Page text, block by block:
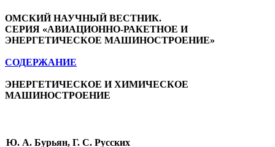
ОМСКИЙ НАУЧНЫЙ ВЕСТНИК.
СЕРИЯ «АВИАЦИОННО-РАКЕТНОЕ И
ЭНЕРГЕТИЧЕСКОЕ МАШИНОСТРОЕНИЕ»
СОДЕРЖАНИЕ
ЭНЕРГЕТИЧЕСКОЕ И ХИМИЧЕСКОЕ
МАШИНОСТРОЕНИЕ
Ю. А. Бурьян, Г. С. Русских